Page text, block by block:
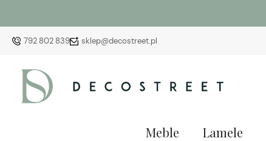
792 802 839 sklep@decostreet.pl
Meble Lamele